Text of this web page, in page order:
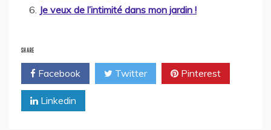
Je veux de l’intimité dans mon jardin !
SHARE
Facebook Twitter Pinterest
Linkedin